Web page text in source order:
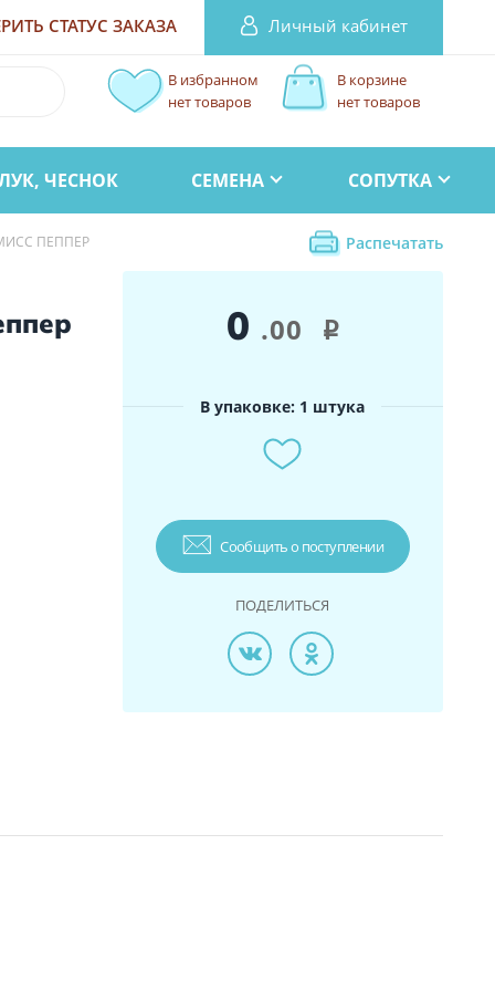
СТАТУС ЗАКАЗА Личный кабинет
В корзине
нет товаров
В избранном
нет товаров
ЧЕСНОК СЕМЕНА СОПУТКА
ПЕППЕР Распечатать
0 .00 i
В упаковке: 1 штука
Сообщить о поступлении
ПОДЕЛИТЬСЯ